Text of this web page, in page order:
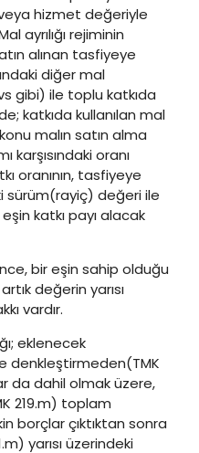
hizmet değeriyle
ayrılığı rejiminin
alınan tasfiyeye
diğer mal
gibi) ile toplu katkıda
katkıda kullanılan mal
malın satın alma
oranı
oranının, tasfiyeye
sürüm(rayiç) değeri ile
katkı payı alacak
bir eşin sahip olduğu
değerin yarısı
vardır.
eklenecek
denkleştirmeden(TMK
da dahil olmak üzere,
219.m) toplam
borçlar çıktıktan sonra
yarısı üzerindeki